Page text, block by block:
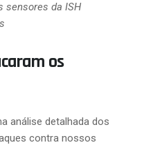
sensores da ISH
os
análise detalhada dos
contra nossos